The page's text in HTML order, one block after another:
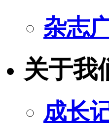
杂志
关于我
成长